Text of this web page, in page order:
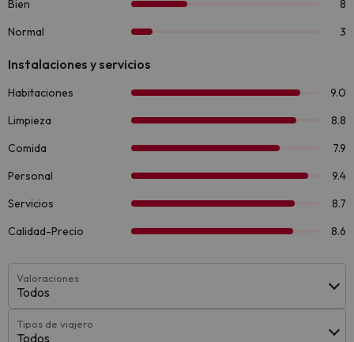
Valoraciones
Todos
Tipos de viajero
Todos